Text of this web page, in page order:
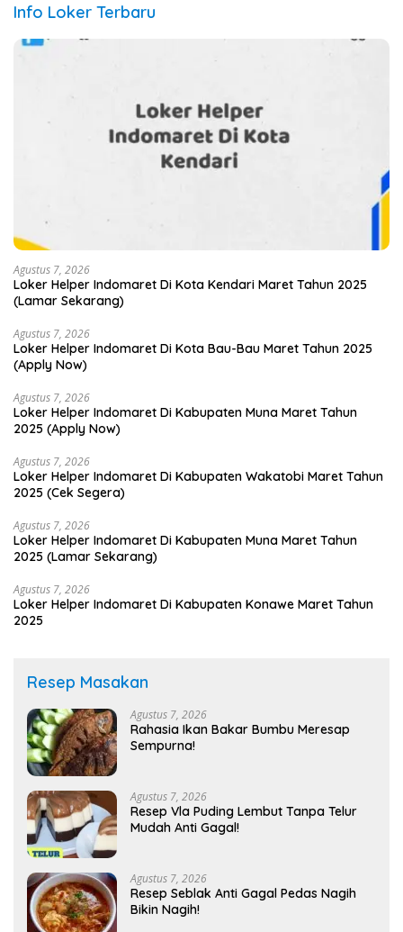
Info Loker Terbaru
Agustus 7, 2026
Loker Helper Indomaret Di Kota Kendari Maret Tahun 2025
(Lamar Sekarang)
Agustus 7, 2026
Loker Helper Indomaret Di Kota Bau-Bau Maret Tahun 2025
(Apply Now)
Agustus 7, 2026
Loker Helper Indomaret Di Kabupaten Muna Maret Tahun
2025 (Apply Now)
Agustus 7, 2026
Loker Helper Indomaret Di Kabupaten Wakatobi Maret Tahun
2025 (Cek Segera)
Agustus 7, 2026
Loker Helper Indomaret Di Kabupaten Muna Maret Tahun
2025 (Lamar Sekarang)
Agustus 7, 2026
Loker Helper Indomaret Di Kabupaten Konawe Maret Tahun
2025
Resep Masakan
Agustus 7, 2026
Rahasia Ikan Bakar Bumbu Meresap
Sempurna!
Agustus 7, 2026
Resep Vla Puding Lembut Tanpa Telur
Mudah Anti Gagal!
Agustus 7, 2026
Resep Seblak Anti Gagal Pedas Nagih
Bikin Nagih!